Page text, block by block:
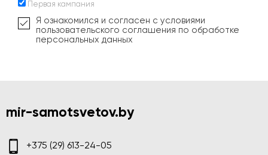
Первая кампания
Я ознакомился и согласен с условиями
пользовательского соглашения по обработке
персональных данных
mir-samotsvetov.by
+375 (29) 613-24-05